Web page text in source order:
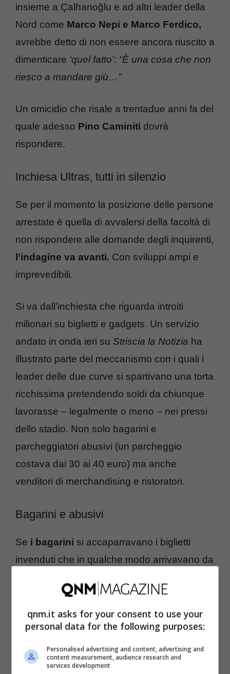
insieme a Çalhanoğlu e ad altri leader della
Nord come Marco Nepi e Marco Ferdico,
avrebbe detto di non essere ancora riuscito a
dimenticare ‘quel fatto’: “È una cosa che non
riesco a mandare giù…”
Un omicidio che risale a trentadue anni fa del
quale adesso Pino Caminiti dovrà
rispondere.
Inchiesa Ultras, tutti in silenzio
Se per il momento la posizione delle persone
arrestate è quella di avvalersi della facoltà di
non rispondere alle domande degli inquirenti,
l’indagine va avanti. Con sviluppi ampi e
imprevedibili.
Si va dall’inchiesta che riguarda introiti
milionari su biglietti e gadgets. Un servizio
andato in onda ieri su Striscia la Notizia ha
illustrato parte del meccanismo con i quali i
leader delle due curve si spartivano una torta
ricchissima pretendendo soldi da chiunque
lavorasse – legalmente o meno – nei pressi
dello stadio. Non solo bagarini e
parcheggiatori abusivi (un parcheggio
costava dai 30 ai 40 euro) ma anche
venditori di merchandising e ristoratori.
Bagarini e abusivi
Se i bagarini si accaparravano i biglietti
invenduti che in qualche modo arrivavano da
pagavano per poter esercitare la loro attività
intorno allo stadio. Un giro d’affari che si
appoggiava anche suminacce, estorsioni e
richieste di ‘protezione’in un classico
meccanismo malavitoso del quale ora
qnm.it asks for your consent to use your
personal data for the following purposes:
Personalised advertising and content, advertising and
content measurement, audience research and
services development